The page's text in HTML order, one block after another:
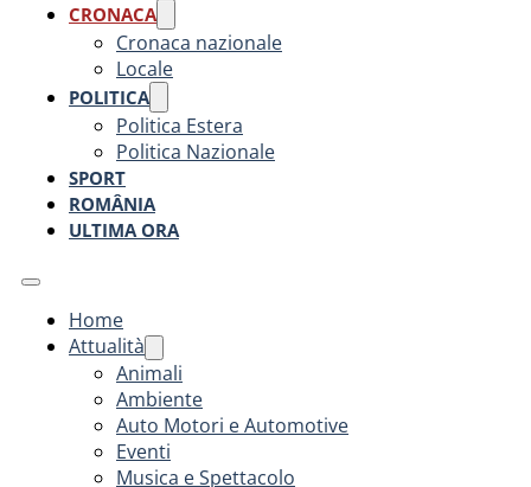
CRONACA
Cronaca nazionale
Locale
POLITICA
Politica Estera
Politica Nazionale
SPORT
ROMÂNIA
ULTIMA ORA
Home
Attualità
Animali
Ambiente
Auto Motori e Automotive
Eventi
Musica e Spettacolo